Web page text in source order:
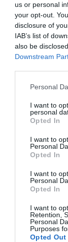
us or personal
your opt-out.
disclosure of
IAB’s list of
also be
Downstream
Please note
not limited to
grant or deny
use your data
consent section.
Personal
I want to
personal
Opted In
I want to
Personal
Opted In
I want to
Personal
Opted In
I want to
Retention,
Personal
Purposes
Opted Out
15.07.2026 21:01
Παιδιά
δείχνει
13.07.2026 12:01
Βίντεο:
σταρ του
την πρώτη